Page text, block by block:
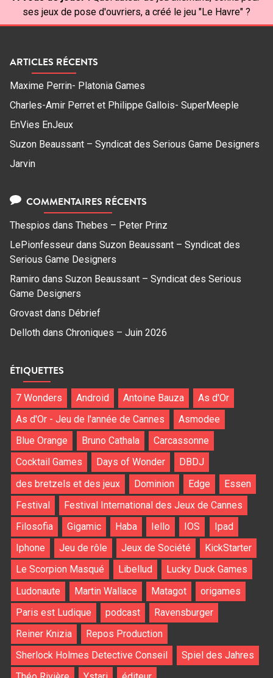
ses jeux de pose d'ouvriers, a créé le jeu "Le Havre" ?
ARTICLES RÉCENTS
Maxime Perrin- Platonia Games
Charles-Amir Perret et Philippe Gallois- SuperMeeple
EnVies EnJeux
Suzon Beaussant – Syndicat des Serious Game Designers
Jarvin
COMMENTAIRES RÉCENTS
Thespios dans Thebes – Peter Prinz
LePionfesseur dans Suzon Beaussant – Syndicat des
Serious Game Designers
Ramiro dans Suzon Beaussant – Syndicat des Serious
Game Designers
Grovast dans Débrief
Delloth dans Chroniques – Juin 2026
ÉTIQUETTES
7 Wonders Android Antoine Bauza
As d'Or
As d'Or - Jeu de l'année de Cannes
Asmodee
Blue Orange
Bruno Cathala
Carcassonne
Cocktail Games
Days of Wonder
DBDJ
des bretzels et des jeux
Dominion Edge
Essen
Festival
Festival International des Jeux de Cannes
Filosofia
Gigamic Haba Iello IOS
Ipad
Iphone
Jeu de rôle Jeux de Société
KickStarter
Le Scorpion Masqué
Libellud
Lucky Duck Games
Ludonaute
Martin Wallace Matagot
origames
Paris est Ludique
podcast
Ravensburger
Reiner Knizia
Repos Production
Sherlock Holmes Detective Conseil
Spiel des Jahres